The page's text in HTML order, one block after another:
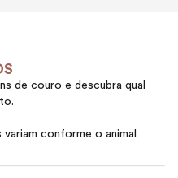
de couro e descubra qual
variam conforme o animal